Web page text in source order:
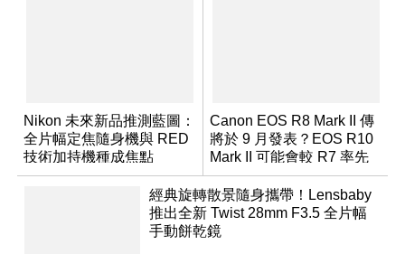
Nikon 未來新品推測藍圖：
全片幅定焦隨身機與 RED
技術加持機種成焦點
Canon EOS R8 Mark II 傳
將於 9 月發表？EOS R10
Mark II 可能會較 R7 率先
推出
經典旋轉散景隨身攜帶！Lensbaby
推出全新 Twist 28mm F3.5 全片幅
手動餅乾鏡